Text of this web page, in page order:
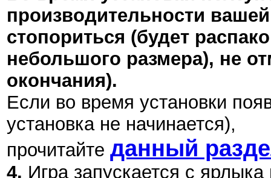
производительности
стопориться (будет
небольшого размера), не
окончания).
Если во время установки
установка не начинается),
прочитайте данный
4. Игра запускается с